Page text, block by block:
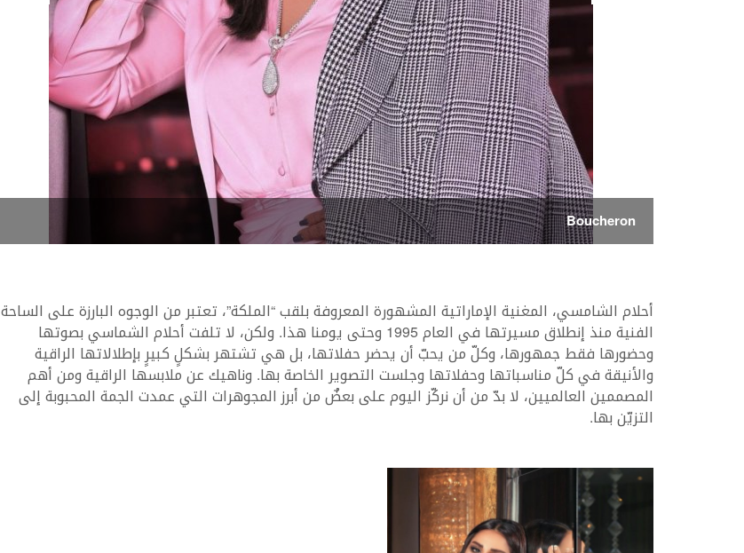
Boucheron
أحلام الشامسي، المغنية الإماراتية المشهورة المعروفة بلقب “الملكة”، تعتبر من الوجوه البارزة على الساحة
الفنية منذ إنطلاق مسيرتها في العام 1995 وحتى يومنا هذا. ولكن، لا تلفت أحلام الشماسي بصوتها
وحضورها فقط جمهورها، وكلّ من يحبّ أن يحضر حفلاتها، بل هي تشتهر بشكلٍ كبيرٍ بإطلالاتها الراقية
والأنيقة في كلّ مناسباتها وحفلاتها وجلست التصوير الخاصة بها. وناهيك عن ملابسها الراقية ومن أهم
المصممين العالميين، لا بدّ من أن نركّز اليوم على بعضٌ من أبرز المجوهرات التي عمدت الجمة المحبوبة إلى
التزيّن بها.